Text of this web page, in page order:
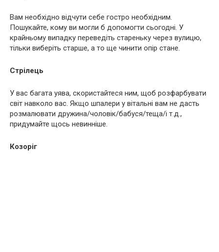
Вам необхідно відчути себе гостро необхідним.
Пошукайте, кому ви могли б допомогти сьогодні. У
крайньому випадку переведіть стареньку через вулицю,
тільки виберіть старше, а то ще чинити опір стане.
Стрілець
У вас багата уява, скористайтеся ним, щоб розфарбувати
світ навколо вас. Якщо шпалери у вітальні вам не дасть
розмалювати дружина/чоловік/бабуся/теща/і т.д.,
придумайте щось невинніше.
Козоріг